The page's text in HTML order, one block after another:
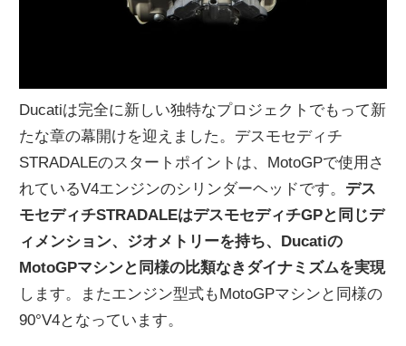
Ducatiは完全に新しい独特なプロジェクトでもって新
たな章の幕開けを迎えました。デスモセディチ
STRADALEのスタートポイントは、MotoGPで使用さ
れているV4エンジンのシリンダーヘッドです。 デス
モセディチSTRADALEはデスモセディチGPと同じデ
ィメンション、ジオメトリーを持ち、Ducatiの
MotoGPマシンと同様の比類なきダイナミズムを実現
します。またエンジン型式もMotoGPマシンと同様の
90°V4となっています。